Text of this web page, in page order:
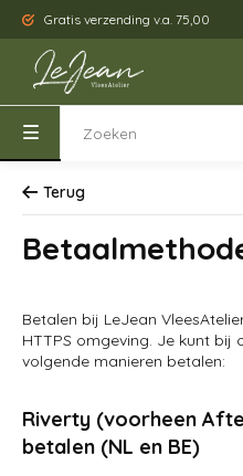
Gratis verzending v.a. 75,00
Terug
Betalen bij LeJean
HTTPS omgeving. Je kunt bij
volgende manieren betalen:
Riverty (voorheen
betalen (NL en BE)